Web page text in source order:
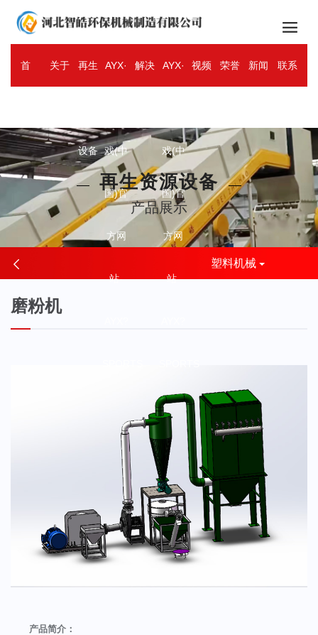

首 关于 再生
设备
AYX·
戏(中
国)官
方网
站-
解决 AYX·
戏(中
国)官
方网
站-
视频 荣誉 新闻 联系
再生资源设备
产品展示
塑料机械
磨粉机
产品简介：